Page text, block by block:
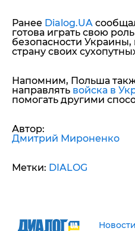
Ранее Dialog.UA
готова играть свою
безопасности Украины,
страну своих
Напомним, Польша
направлять войска в
помогать другими
Автор:
Дмитрий Мироненко
Метки: DIALOG
Новости